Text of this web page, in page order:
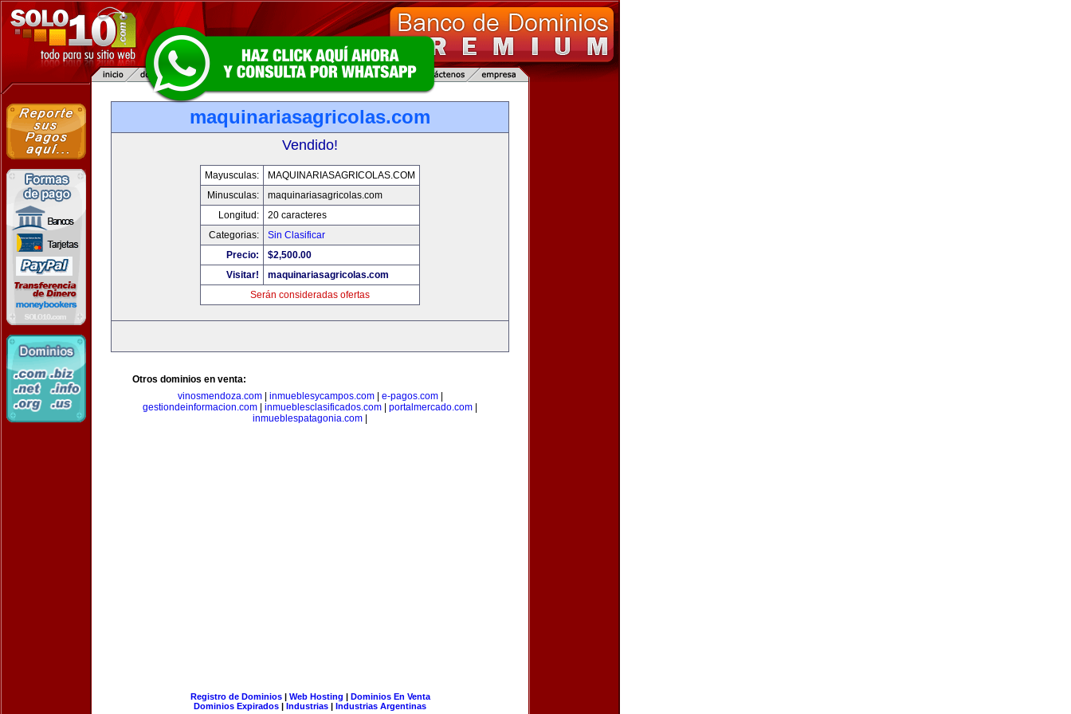
maquinariasagricolas.com
Vendido!
Mayusculas:
MAQUINARIASAGRICOLAS.COM
Minusculas:
maquinariasagricolas.com
Longitud:
20 caracteres
Categorias:
Sin Clasificar
Precio:
$2,500.00
Visitar!
maquinariasagricolas.com
Serán consideradas ofertas
Otros dominios en venta:
vinosmendoza.com| inmueblesycampos.com| e-pagos.com|
gestiondeinformacion.com
inmueblesclasificados.com portalmercado.com
inmueblespatagonia.com
Registro de Dominios| Web Hosting | Dominios En Venta
Dominios Expirados | Industrias | Industrias Argentinas